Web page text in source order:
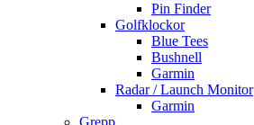
Pin Finder
Golfklockor
Blue Tees
Bushnell
Garmin
Radar / Launch Monitor
Garmin
Grepp